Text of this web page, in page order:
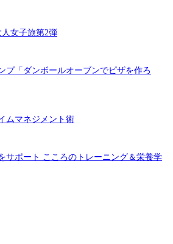
女子旅第2弾
プ「ダンボールオーブンでピザを作ろ
ムマネジメント術
サポート こころのトレーニング＆栄養学